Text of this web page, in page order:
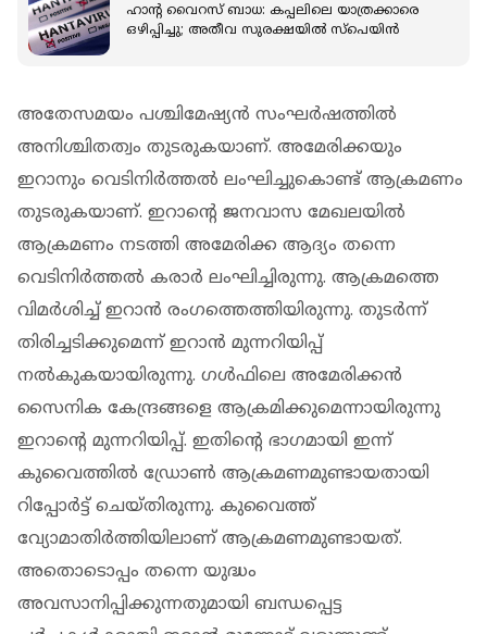
ഹാൻ്റ വൈറസ് ബാധ: കപ്പലിലെ യാത്രക്കാരെ
ഒഴിപ്പിച്ചു; അതീവ സുരക്ഷയിൽ സ്പെയിൻ
അതേസമയം പശ്ചിമേഷ്യൻ സംഘർഷത്തിൽ
അനിശ്ചിതത്വം തുടരുകയാണ്. അമേരിക്കയും
ഇറാനും വെടിനിർത്തൽ ലംഘിച്ചുകൊണ്ട് ആക്രമണം
തുടരുകയാണ്. ഇറാൻ്റെ ജനവാസ മേഖലയിൽ
ആക്രമണം നടത്തി അമേരിക്ക ആദ്യം തന്നെ
വെടിനിർത്തൽ കരാർ ലംഘിച്ചിരുന്നു. ആക്രമത്തെ
വിമർശിച്ച് ഇറാൻ രംഗത്തെത്തിയിരുന്നു. തുടർന്ന്
തിരിച്ചടിക്കുമെന്ന് ഇറാൻ മുന്നറിയിപ്പ്
നൽകുകയായിരുന്നു. ഗൾഫിലെ അമേരിക്കൻ
സൈനിക കേന്ദ്രങ്ങളെ ആക്രമിക്കുമെന്നായിരുന്നു
ഇറാൻ്റെ മുന്നറിയിപ്പ്. ഇതിൻ്റെ ഭാഗമായി ഇന്ന്
കുവൈത്തിൽ ഡ്രോൺ ആക്രമണമുണ്ടായതായി
റിപ്പോർട്ട് ചെയ്തിരുന്നു. കുവൈത്ത്
വ്യോമാതിര്‍ത്തിയിലാണ് ആക്രമണമുണ്ടായത്.
അതൊടൊപ്പം തന്നെ യുദ്ധം
അവസാനിപ്പിക്കുന്നതുമായി ബന്ധപ്പെട്ട